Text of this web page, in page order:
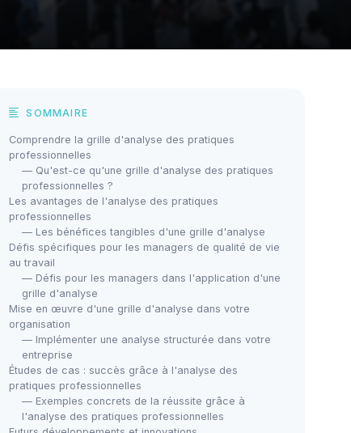
SOMMAIRE
Comprendre la grille d'analyse des pratiques
professionnelles
— Qu'est-ce qu'une grille d'analyse des pratiques
professionnelles ?
Les avantages de l'analyse des pratiques
professionnelles
— Les bénéfices tangibles d'une grille d'analyse
Défis spécifiques pour les managers de qualité de vie
au travail
— Défis pour les managers dans l'application d'une
grille d'analyse
Mise en œuvre d'une grille d'analyse dans votre
organisation
— Implémenter une analyse structurée dans votre
entreprise
Études de cas : succès grâce à l'analyse des
pratiques professionnelles
— Exemples concrets de la réussite grâce à
l'analyse des pratiques professionnelles